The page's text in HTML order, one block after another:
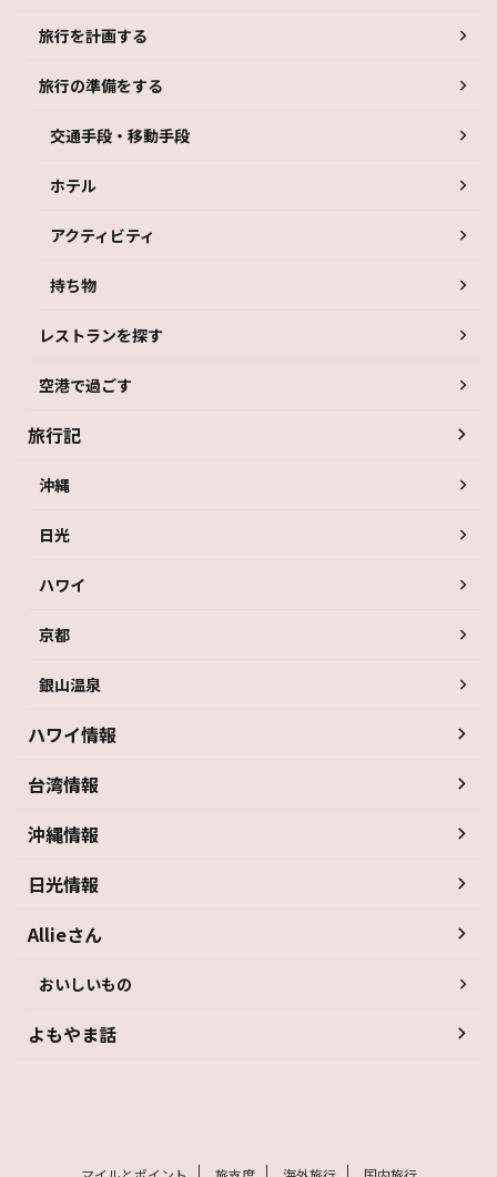
旅行を計画する
旅行の準備をする
交通手段・移動手段
ホテル
アクティビティ
持ち物
レストランを探す
空港で過ごす
旅行記
沖縄
日光
ハワイ
京都
銀山温泉
ハワイ情報
台湾情報
沖縄情報
日光情報
Allieさん
おいしいもの
よもやま話